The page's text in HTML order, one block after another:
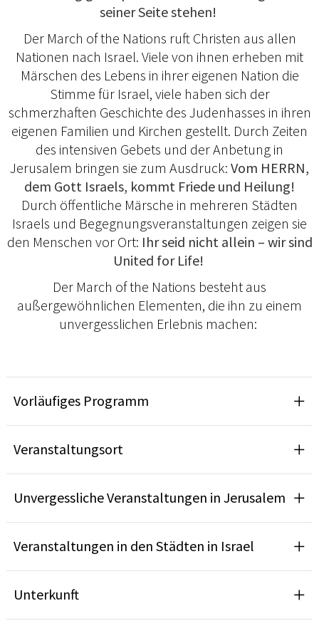
seiner Seite stehen!
Der March of the Nations ruft Christen aus allen
Nationen nach Israel. Viele von ihnen erheben mit
Märschen des Lebens in ihrer eigenen Nation die
Stimme für Israel, viele haben sich der
schmerzhaften Geschichte des Judenhasses in ihren
eigenen Familien und Kirchen gestellt. Durch Zeiten
des intensiven Gebets und der Anbetung in
Jerusalem bringen sie zum Ausdruck: Vom HERRN,
dem Gott Israels, kommt Friede und Heilung!
Durch öffentliche Märsche in mehreren Städten
Israels und Begegnungsveranstaltungen zeigen sie
den Menschen vor Ort: Ihr seid nicht allein – wir sind
United for Life!
Der March of the Nations besteht aus
außergewöhnlichen Elementen, die ihn zu einem
unvergesslichen Erlebnis machen:
Vorläufiges Programm
Veranstaltungsort
Unvergessliche Veranstaltungen in Jerusalem
Veranstaltungen in den Städten in Israel
Unterkunft